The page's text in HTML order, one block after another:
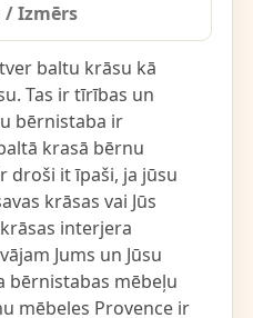
Izmērs
baltu krāsu kā
Tas ir tīrības un
bērnistaba ir
krasā bērnu
droši it īpaši, ja jūsu
krāsas vai Jūs
interjera
Jums un Jūsu
bērnistabas mēbeļu
mēbeles Provence ir